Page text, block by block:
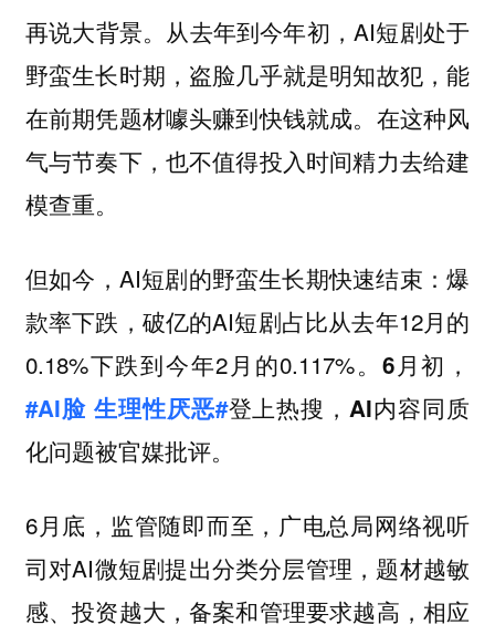
再说大背景。从去年到今年初，AI短剧处于
野蛮生长时期，盗脸几乎就是明知故犯，能
在前期凭题材噱头赚到快钱就成。在这种风
气与节奏下，也不值得投入时间精力去给建
模查重。
但如今，AI短剧的野蛮生长期快速结束：爆
款率下跌，破亿的AI短剧占比从去年12月的
0.18%下跌到今年2月的0.117%。 6月初，
#AI脸 生理性厌恶#登上热搜，AI内容同质
化问题被官媒批评。
6月底，监管随即而至，广电总局网络视听
司对AI微短剧提出分类分层管理，题材越敏
感、投资越大，备案和管理要求越高，相应